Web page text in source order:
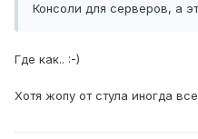
Консоли для серверов, а
Где как.. :-)
Хотя жопу от стула иногда